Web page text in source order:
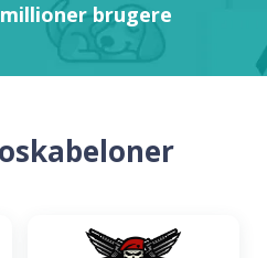
brugere